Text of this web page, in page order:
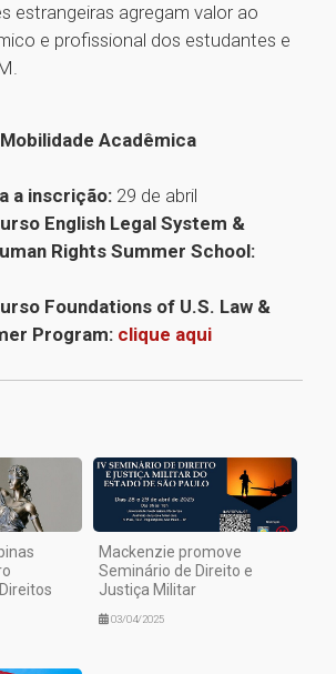
estrangeiras agregam valor ao
e profissional dos estudantes e
Acadêmica
a inscrição: 29 de abril
English Legal System &
Rights Summer School:
Foundations of U.S. Law &
Program: clique aqui
1
Mackenzie promove
Seminário de Direito e
Justiça Militar
03/04/2025